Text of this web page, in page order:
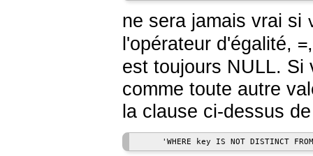
ne sera jamais vrai si
l'opérateur d'égalité, =
est toujours NULL. Si
comme toute autre
la clause ci-dessus